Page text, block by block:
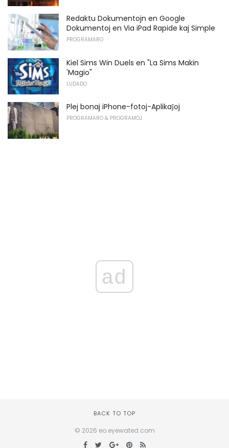
Redaktu Dokumentojn en Google
Dokumentoj en Via iPad Rapide kaj Simple
PROGRAMARO
Kiel Sims Win Duels en "La Sims Makin
'Magio"
LUDADO
Plej bonaj iPhone-fotoj-Aplikaĵoj
PROGRAMARO & PROGRAMOJ
ad
BACK TO TOP
© 2026 eo.eyewated.com